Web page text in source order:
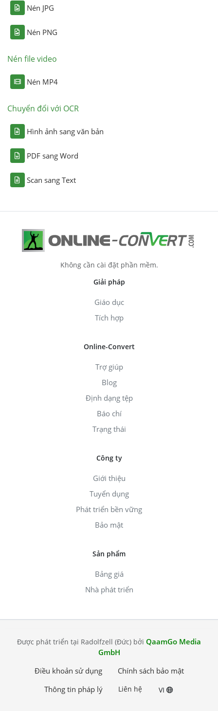
Nén JPG
Nén PNG
Nén file video
Nén MP4
Chuyển đổi với OCR
Hình ảnh sang văn bản
PDF sang Word
Scan sang Text
Không cần cài đặt phần mềm.
Giải pháp
Giáo dục
Tích hợp
Online-Convert
Trợ giúp
Blog
Định dạng tệp
Báo chí
Trạng thái
Công ty
Giới thiệu
Tuyển dụng
Phát triển bền vững
Bảo mật
Sản phẩm
Bảng giá
Nhà phát triển
Được phát triển tại Radolfzell (Đức) bởi QaamGo Media
GmbH
Điều khoản sử dụng
Chính sách bảo mật
Thông tin pháp lý
Liên hệ VI